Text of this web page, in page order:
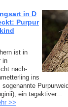
in D
Purpur
ist in
in
nach­
ins
ein tagaktiver...
>>